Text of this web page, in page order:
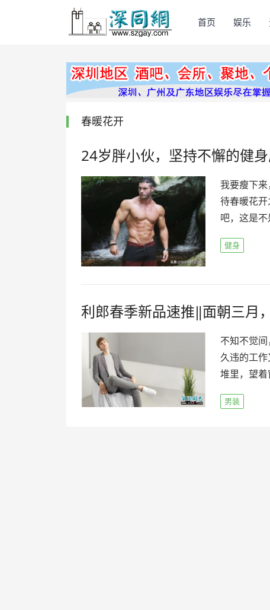
首页 娱乐
春暖花开
24岁胖小伙，坚持不懈的健
我要瘦下来
待春暖花
吧，这是
健身
利郎春季新品速推‖面朝三月
不知不觉
久违的工
堆里，望
男装